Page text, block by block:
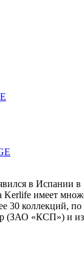
в Испании
имеет
30 коллекций,
(ЗАО «КСП») и